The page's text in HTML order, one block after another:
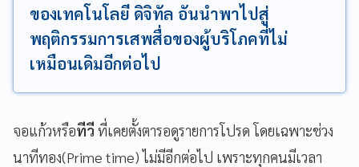
ของเทคโนโลยี ดิจิทัล อันนำพาไปสู่
พฤติกรรมการเสพสื่อของผู้บริโภคที่ไม่
เหมือนเดิมอีกต่อไป
จอแก้วหรือทีวี ที่เคยตั้งตารอดูรายการโปรด โดยเฉพาะช่วง
นาทีทอง(Prime time) ไม่มีอีกต่อไป เพราะทุกคนมีเวลา